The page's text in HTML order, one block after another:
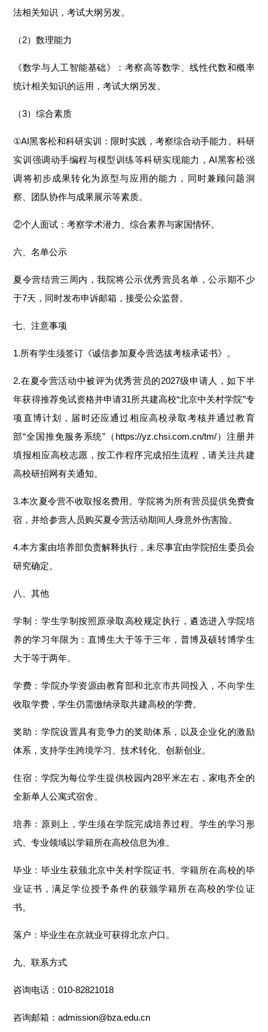
法相关知识，考试大纲另发。
（2）数理能力
《数学与人工智能基础》：考察高等数学、线性代数和概率
统计相关知识的运用，考试大纲另发。
（3）综合素质
①AI黑客松和科研实训：限时实践，考察综合动手能力。科研
实训强调动手编程与模型训练等科研实现能力，AI黑客松强
调将初步成果转化为原型与应用的能力，同时兼顾问题洞
察、团队协作与成果展示等素质。
②个人面试：考察学术潜力、综合素养与家国情怀。
六、名单公示
夏令营结营三周内，我院将公示优秀营员名单，公示期不少
于7天，同时发布申诉邮箱，接受公众监督。
七、注意事项
1.所有学生须签订《诚信参加夏令营选拔考核承诺书》。
2.在夏令营活动中被评为优秀营员的2027级申请人，如下半
年获得推荐免试资格并申请31所共建高校“北京中关村学院”专
项直博计划，届时还应通过相应高校录取考核并通过教育
部“全国推免服务系统”（https://yz.chsi.com.cn/tm/）注册并
填报相应高校志愿，按工作程序完成招生流程，请关注共建
高校研招网有关通知。
3.本次夏令营不收取报名费用。学院将为所有营员提供免费食
宿，并给参营人员购买夏令营活动期间人身意外伤害险。
4.本方案由培养部负责解释执行，未尽事宜由学院招生委员会
研究确定。
八、其他
学制：学生学制按照原录取高校规定执行，遴选进入学院培
养的学习年限为：直博生大于等于三年，普博及硕转博学生
大于等于两年。
学费：学院办学资源由教育部和北京市共同投入，不向学生
收取学费，学生仍需缴纳录取共建高校的学费。
奖助：学院设置具有竞争力的奖助体系，以及企业化的激励
体系，支持学生跨境学习、技术转化、创新创业。
住宿：学院为每位学生提供校园内28平米左右，家电齐全的
全新单人公寓式宿舍。
培养：原则上，学生须在学院完成培养过程。学生的学习形
式、专业领域以学籍所在高校信息为准。
毕业：毕业生获颁北京中关村学院证书、学籍所在高校的毕
业证书，满足学位授予条件的获颁学籍所在高校的学位证
书。
落户：毕业生在京就业可获得北京户口。
九、联系方式
咨询电话：010-82821018
咨询邮箱：admission@bza.edu.cn